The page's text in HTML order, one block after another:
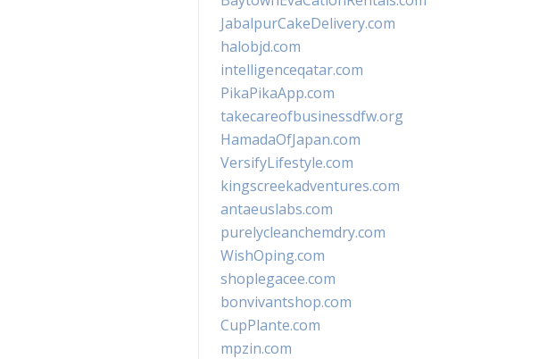
JabalpurCakeDelivery.com
halobjd.com
intelligenceqatar.com
PikaPikaApp.com
takecareofbusinessdfw.org
HamadaOfJapan.com
VersifyLifestyle.com
kingscreekadventures.com
antaeuslabs.com
purelycleanchemdry.com
WishOping.com
shoplegacee.com
bonvivantshop.com
CupPlante.com
mpzin.com